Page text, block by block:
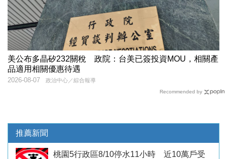
美公布多晶矽232關稅 政院：台美已簽投資MOU，相關產
品適用相關優惠待遇
政治中心／綜合報導
2026-08-07
Recommended by
推薦新聞
桃園5行政區8/10停水11小時 近10萬戶受